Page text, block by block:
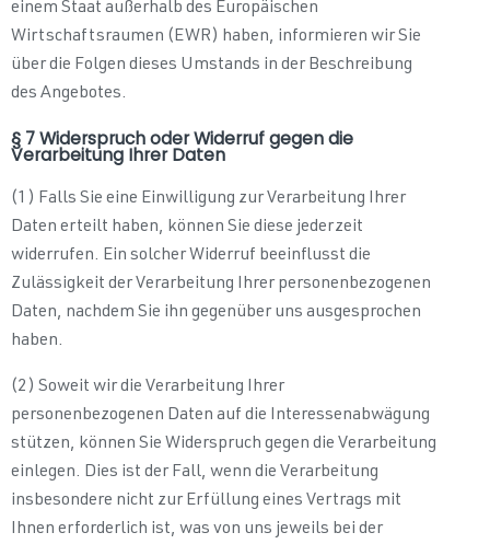
einem Staat außerhalb des Europäischen
Wirtschaftsraumen (EWR) haben, informieren wir Sie
über die Folgen dieses Umstands in der Beschreibung
des Angebotes.
§ 7 Widerspruch oder Widerruf gegen die
Verarbeitung Ihrer Daten
(1) Falls Sie eine Einwilligung zur Verarbeitung Ihrer
Daten erteilt haben, können Sie diese jederzeit
widerrufen. Ein solcher Widerruf beeinflusst die
Zulässigkeit der Verarbeitung Ihrer personenbezogenen
Daten, nachdem Sie ihn gegenüber uns ausgesprochen
haben.
(2) Soweit wir die Verarbeitung Ihrer
personenbezogenen Daten auf die Interessenabwägung
stützen, können Sie Widerspruch gegen die Verarbeitung
einlegen. Dies ist der Fall, wenn die Verarbeitung
insbesondere nicht zur Erfüllung eines Vertrags mit
Ihnen erforderlich ist, was von uns jeweils bei der